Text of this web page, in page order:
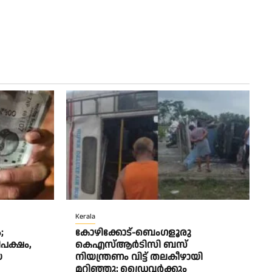
Kerala
കോഴിക്കോട്-ബെംഗളൂരു
കെഎസ്ആര്‍ടിസി ബസ്
നിയന്ത്രണം വിട്ട് തലകീഴായി